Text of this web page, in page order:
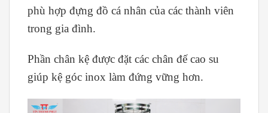
phù hợp đựng đồ cá nhân của các thành viên
trong gia đình.
Phần chân kệ được đặt các chân đế cao su
giúp kệ góc inox làm đứng vững hơn.